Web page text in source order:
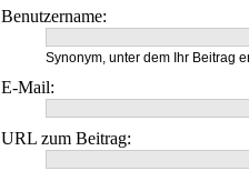
Benutzername:
Synonym, unter dem Ihr Beitrag
E-Mail:
URL zum Beitrag: